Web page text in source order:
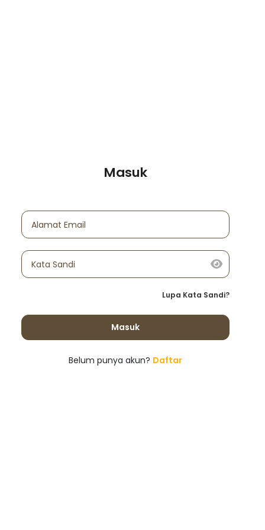
Masuk
Alamat Email
Kata Sandi
Lupa Kata Sandi?
Masuk
Belum punya akun? Daftar